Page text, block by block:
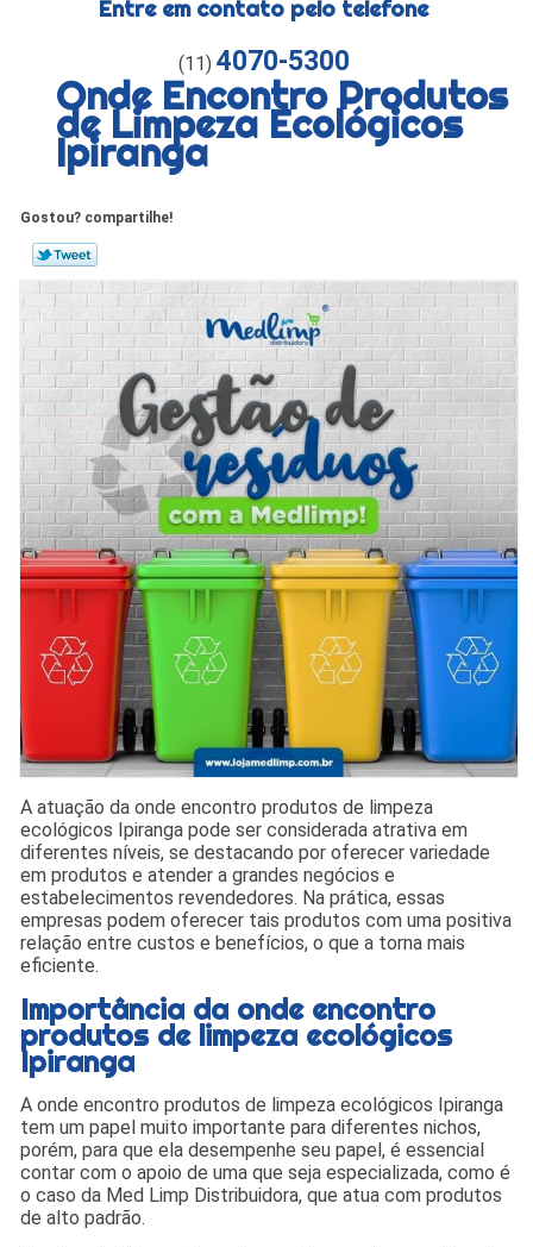
Entre em contato pelo telefone
(11) 4070-5300
Onde Encontro Produtos
de Limpeza Ecológicos
Ipiranga
Gostou? compartilhe!
A atuação da onde encontro produtos de limpeza
ecológicos Ipiranga pode ser considerada atrativa em
diferentes níveis, se destacando por oferecer variedade
em produtos e atender a grandes negócios e
estabelecimentos revendedores. Na prática, essas
empresas podem oferecer tais produtos com uma positiva
relação entre custos e benefícios, o que a torna mais
eficiente.
Importância da onde encontro
produtos de limpeza ecológicos
Ipiranga
A onde encontro produtos de limpeza ecológicos Ipiranga
tem um papel muito importante para diferentes nichos,
porém, para que ela desempenhe seu papel, é essencial
contar com o apoio de uma que seja especializada, como é
o caso da Med Limp Distribuidora, que atua com produtos
de alto padrão.